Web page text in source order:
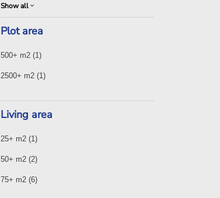
Show all
Plot area
500+ m2 (1)
2500+ m2 (1)
Living area
25+ m2 (1)
50+ m2 (2)
75+ m2 (6)